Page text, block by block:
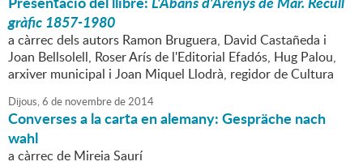
gràfic 1857-1980
a càrrec dels autors Ramon Bruguera, David Castañeda i
Joan Bellsolell, Roser Arís de l'Editorial Efadós, Hug Palou,
arxiver municipal i Joan Miquel Llodrà, regidor de Cultura
Dijous,6 de novembrede2014
Converses a la carta en alemany: Gespräche nach
wahl
a càrrec de Mireia Saurí